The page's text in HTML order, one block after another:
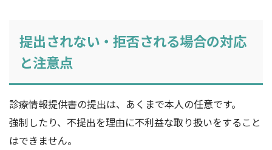
提出されない・拒否される場合の対応
と注意点
診療情報提供書の提出は、あくまで本人の任意です。
強制したり、不提出を理由に不利益な取り扱いをすること
はできません。